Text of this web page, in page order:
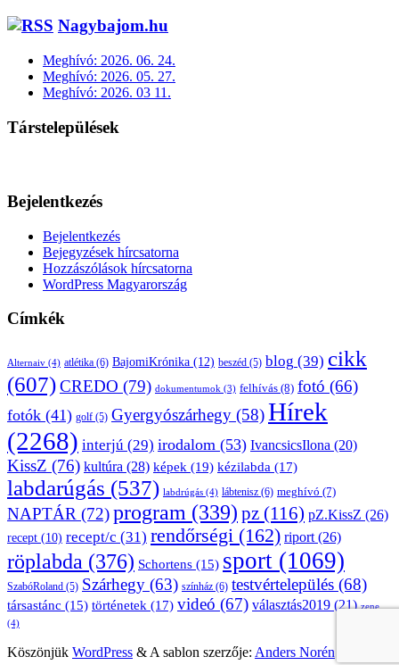
Nagybajom.hu
Meghívó: 2026. 06. 24.
Meghívó: 2026. 05. 27.
Meghívó: 2026. 03 11.
Társtelepülések
Bejelentkezés
Bejelentkezés
Bejegyzések hírcsatorna
Hozzászólások hírcsatorna
WordPress Magyarország
Címkék
Alternaiv (4) atlétika (6) BajomiKrónika (12) beszéd (5) blog (39) cikk
(607)CREDO (79) dokumentumok (3) felhívás (8) fotó (66)
fotók (41) golf (5) Gyergyószárhegy (58)Hírek
(2268) interjú (29) irodalom (53) IvancsicsIlona (20)
KissZ (76) kultúra (28) képek (19) kézilabda (17)
labdarúgás (537) labdrúgás (4) lábtenisz (6) meghívó (7)
NAPTÁR (72)program (339) pz (116) pZ.KissZ (26)
recept (10) recept/c (31) rendőrségi (162) riport(26)
röplabda (376) Schortens (15) sport (1069)
SzabóRoland (5) Szárhegy (63) színház (6) testvértelepülés (68)
társastánc (15) történetek (17) videó (67) választás2019 (21) zene
(4)
Köszönjük WordPress & A sablon szerzője: Anders Norén